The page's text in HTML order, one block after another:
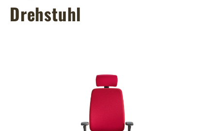
Drehstuhl
Bildergalerie überspringen